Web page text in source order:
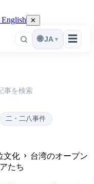
✕
☰
🌐 JA ▾
事を検索
二・二八事件
文化
台湾のオープン
たち